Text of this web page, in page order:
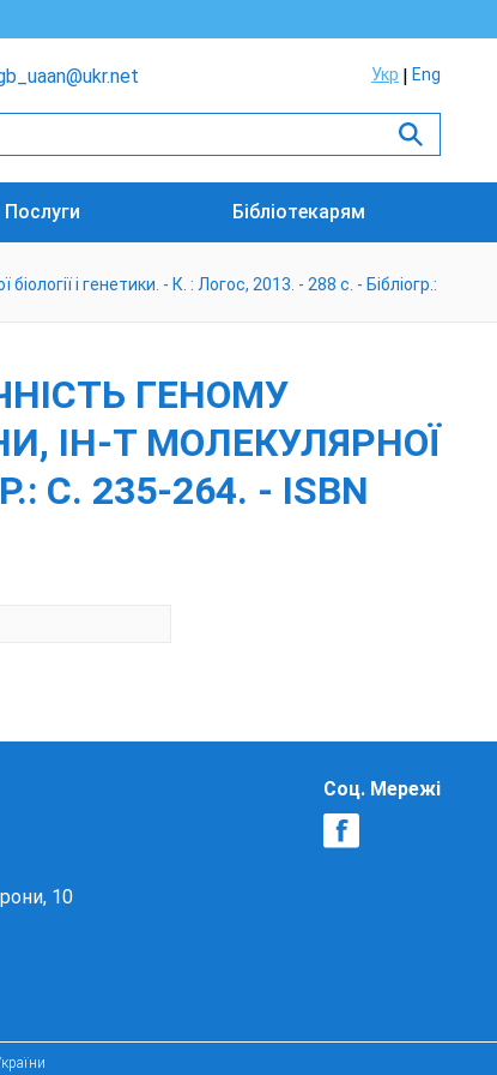
Укр Eng
Послуги Бібліотекарям
і генетики. - К. : Логос, 2013. - 288 с. - Бібліогр.:
ГЕНОМУ
ІН-Т МОЛЕКУЛЯРНОЇ
С. 235-264. - ISBN
10
Соц. Мережі